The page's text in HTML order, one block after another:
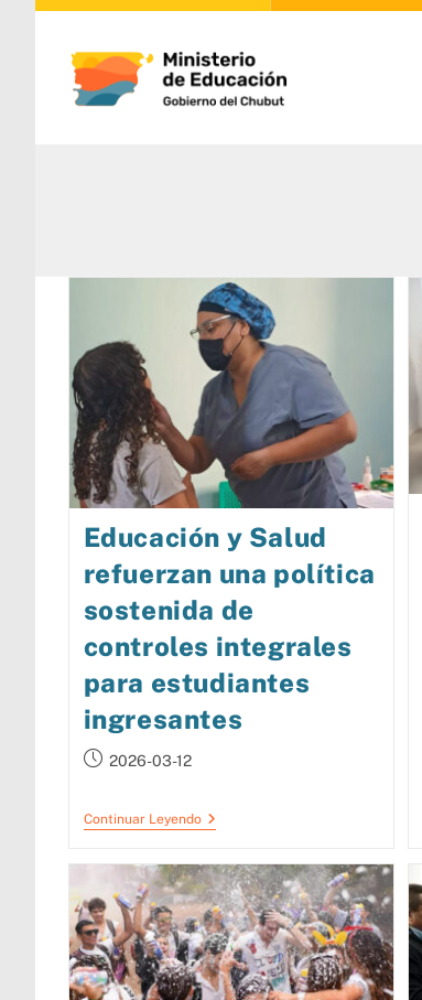
Educación y Salud
refuerzan una política
sostenida de
controles integrales
para estudiantes
ingresantes
2026-03-12
Continuar Leyendo